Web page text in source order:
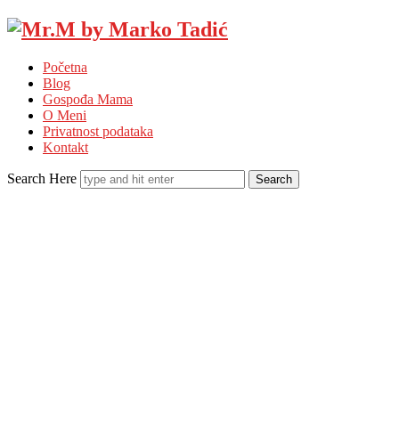
Početna
Blog
Gospođa Mama
O Meni
Privatnost podataka
Kontakt
Search Here